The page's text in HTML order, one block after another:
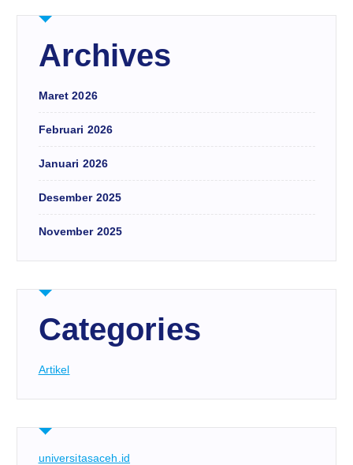
Archives
Maret 2026
Februari 2026
Januari 2026
Desember 2025
November 2025
Categories
Artikel
universitasaceh.id